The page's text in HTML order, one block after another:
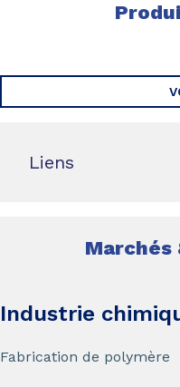
Liens
Marchés
Industrie
Fabrication de polymère